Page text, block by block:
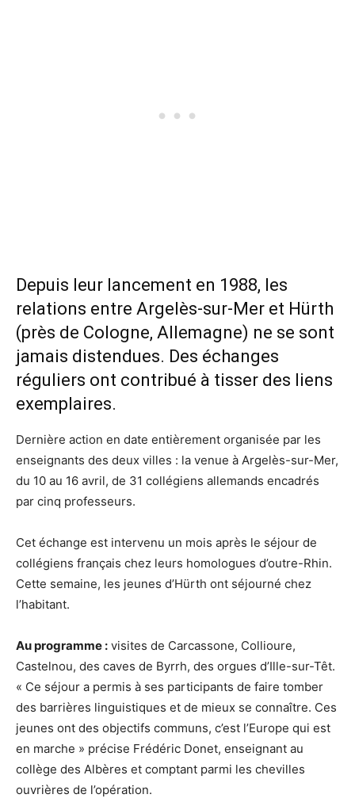
Depuis leur lancement en 1988, les
relations entre Argelès-sur-Mer et Hürth
(près de Cologne, Allemagne) ne se sont
jamais distendues. Des échanges
réguliers ont contribué à tisser des liens
exemplaires.
Dernière action en date entièrement organisée par les
enseignants des deux villes : la venue à Argelès-sur-Mer,
du 10 au 16 avril, de 31 collégiens allemands encadrés
par cinq professeurs.
Cet échange est intervenu un mois après le séjour de
collégiens français chez leurs homologues d’outre-Rhin.
Cette semaine, les jeunes d’Hürth ont séjourné chez
l’habitant.
Au programme : visites de Carcassone, Collioure,
Castelnou, des caves de Byrrh, des orgues d’Ille-sur-Têt.
« Ce séjour a permis à ses participants de faire tomber
des barrières linguistiques et de mieux se connaître. Ces
jeunes ont des objectifs communs, c’est l’Europe qui est
en marche » précise Frédéric Donet, enseignant au
collège des Albères et comptant parmi les chevilles
ouvrières de l’opération.